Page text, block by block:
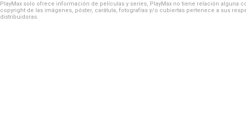
PlayMax solo ofrece información de películas y series, PlayMax no tiene relación alguna
copyright de las imágenes, póster, carátula, fotografías y/o cubiertas pertenece a sus
distribuidoras.